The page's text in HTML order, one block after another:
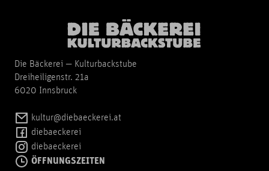
Die Bäckerei — Kulturbackstube
Dreiheiligenstr. 21a
6020 Innsbruck
kultur@diebaeckerei.at
diebaeckerei
diebaeckerei
ÖFFNUNGSZEITEN